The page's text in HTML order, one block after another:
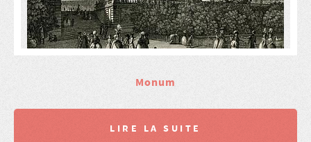
Monum
LIRE LA SUITE